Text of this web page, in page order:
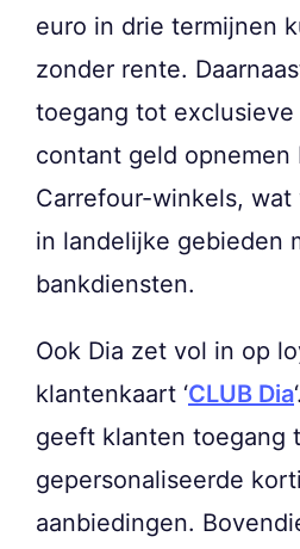
euro in drie termijnen
zonder rente.
toegang tot
contant geld opnemen
Carrefour-winkels, wat
in landelijke gebieden
bankdiensten.
Ook Dia zet vol in op
klantenkaart ‘CLUB Dia
geeft klanten toegang
gepersonaliseerde
aanbiedingen.